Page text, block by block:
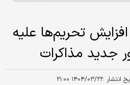
افزایش تحریم‌ها علیه
جدید مذاکرات
انتشار :۱۴۰۴/۰۳/۲۲ ۲۱:۰۰